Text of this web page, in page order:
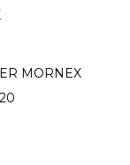
MORNEX